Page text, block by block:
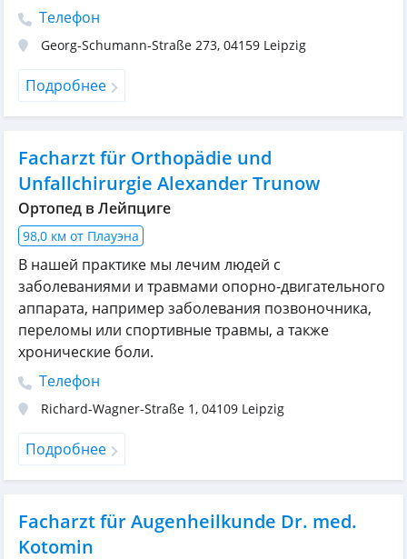
Телефон
Georg-Schumann-Straße 273, 04159 Leipzig
Подробнее
Facharzt für Orthopädie und
Unfallchirurgie Alexander Trunow
Ортопед в Лейпциге
98,0 км от Плауэна
В нашей практике мы лечим людей с
заболеваниями и травмами опорно-двигательного
аппарата, например заболевания позвоночника,
переломы или спортивные травмы, а также
хронические боли.
Телефон
Richard-Wagner-Straße 1, 04109 Leipzig
Подробнее
Facharzt für Augenheilkunde Dr. med.
Kotomin